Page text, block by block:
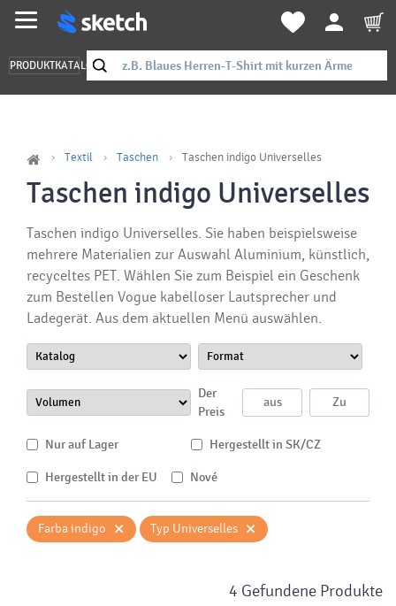
PRODUKTKATALOG
Textil Taschen Taschen indigo Universelles
Taschen indigo Universelles
Taschen indigo Universelles. Sie haben beispielsweise
mehrere Materialien zur Auswahl Aluminium, künstlich,
recyceltes PET. Wählen Sie zum Beispiel ein Geschenk
zum Bestellen Vogue kabelloser Lautsprecher und
Ladegerät. Aus dem aktuellen Menü auswählen.
Der
Preis
Nur auf Lager Hergestellt in SK/CZ
Hergestellt in der EU Nové
Farba indigo × Typ Universelles ×
4 Gefundene Produkte